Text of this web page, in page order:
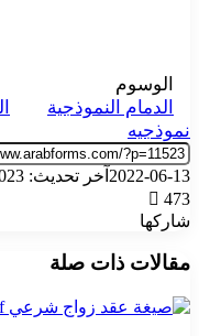
الوسوم
الدمام النموذجية
نموذجيه
2022-06-13 آخر تحديث: 2023-03-01
473
شاركها
مقالات ذات صلة